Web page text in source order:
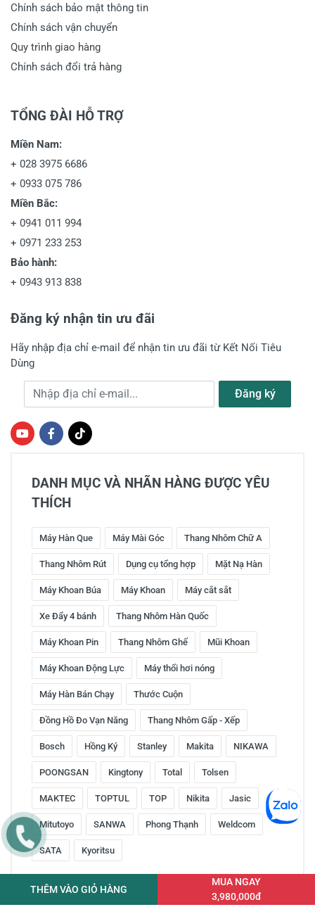
Đánh giá sao
Họ và tên*
Chính sách bảo mật thông tin
Chính sách vận chuyển
Quy trình giao hàng
Chính sách đổi trả hàng
TỔNG ĐÀI HỖ TRỢ
Miền Nam:
+ 028 3975 6686
+ 0933 075 786
Miền Bắc:
+ 0941 011 994
+ 0971 233 253
Bảo hành:
+ 0943 913 838
Đăng ký nhận tin ưu đãi
Hãy nhập địa chỉ e-mail để nhận tin ưu đãi từ Kết Nối Tiêu
Dùng
Địa chỉ e-mail Đăng ký
DANH MỤC VÀ NHÃN HÀNG ĐƯỢC YÊU
THÍCH
Máy Hàn Que Máy Mài Góc Thang Nhôm Chữ A
Thang Nhôm Rút Dụng cụ tổng hợp Mặt Nạ Hàn
Máy Khoan Búa Máy Khoan Máy cắt sắt
Xe Đẩy 4 bánh Thang Nhôm Hàn Quốc
Máy Khoan Pin Thang Nhôm Ghế Mũi Khoan
Máy Khoan Động Lực Máy thổi hơi nóng
Máy Hàn Bán Chạy Thước Cuộn
Đồng Hồ Đo Vạn Năng Thang Nhôm Gấp - Xếp
Bosch Hồng Ký Stanley Makita NIKAWA
POONGSAN Kingtony Total Tolsen
MAKTEC TOPTUL TOP Nikita Jasic
Mitutoyo SANWA Phong Thạnh Weldcom
SATA Kyoritsu
THÊM VÀO GIỎ HÀNG
MUA NGAY
3,980,000đ